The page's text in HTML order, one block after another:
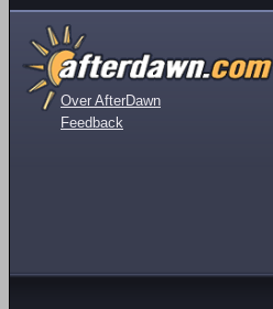
Over AfterDawn
Feedback